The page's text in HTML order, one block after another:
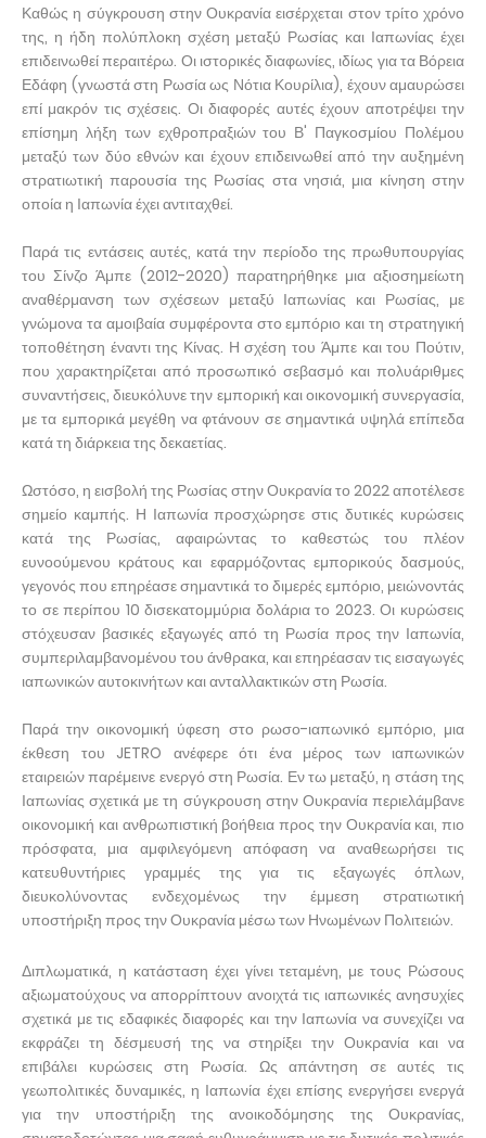
Καθώς η σύγκρουση στην Ουκρανία εισέρχεται στον τρίτο χρόνο
της, η ήδη πολύπλοκη σχέση μεταξύ Ρωσίας και Ιαπωνίας έχει
επιδεινωθεί περαιτέρω. Οι ιστορικές διαφωνίες, ιδίως για τα Βόρεια
Εδάφη (γνωστά στη Ρωσία ως Νότια Κουρίλια), έχουν αμαυρώσει
επί μακρόν τις σχέσεις. Οι διαφορές αυτές έχουν αποτρέψει την
επίσημη λήξη των εχθροπραξιών του Β' Παγκοσμίου Πολέμου
μεταξύ των δύο εθνών και έχουν επιδεινωθεί από την αυξημένη
στρατιωτική παρουσία της Ρωσίας στα νησιά, μια κίνηση στην
οποία η Ιαπωνία έχει αντιταχθεί.
Παρά τις εντάσεις αυτές, κατά την περίοδο της πρωθυπουργίας
του Σίνζο Άμπε (2012-2020) παρατηρήθηκε μια αξιοσημείωτη
αναθέρμανση των σχέσεων μεταξύ Ιαπωνίας και Ρωσίας, με
γνώμονα τα αμοιβαία συμφέροντα στο εμπόριο και τη στρατηγική
τοποθέτηση έναντι της Κίνας. Η σχέση του Άμπε και του Πούτιν,
που χαρακτηρίζεται από προσωπικό σεβασμό και πολυάριθμες
συναντήσεις, διευκόλυνε την εμπορική και οικονομική συνεργασία,
με τα εμπορικά μεγέθη να φτάνουν σε σημαντικά υψηλά επίπεδα
κατά τη διάρκεια της δεκαετίας.
Ωστόσο, η εισβολή της Ρωσίας στην Ουκρανία το 2022 αποτέλεσε
σημείο καμπής. Η Ιαπωνία προσχώρησε στις δυτικές κυρώσεις
κατά της Ρωσίας, αφαιρώντας το καθεστώς του πλέον
ευνοούμενου κράτους και εφαρμόζοντας εμπορικούς δασμούς,
γεγονός που επηρέασε σημαντικά το διμερές εμπόριο, μειώνοντάς
το σε περίπου 10 δισεκατομμύρια δολάρια το 2023. Οι κυρώσεις
στόχευσαν βασικές εξαγωγές από τη Ρωσία προς την Ιαπωνία,
συμπεριλαμβανομένου του άνθρακα, και επηρέασαν τις εισαγωγές
ιαπωνικών αυτοκινήτων και ανταλλακτικών στη Ρωσία.
Παρά την οικονομική ύφεση στο ρωσο-ιαπωνικό εμπόριο, μια
έκθεση του JETRO ανέφερε ότι ένα μέρος των ιαπωνικών
εταιρειών παρέμεινε ενεργό στη Ρωσία. Εν τω μεταξύ, η στάση της
Ιαπωνίας σχετικά με τη σύγκρουση στην Ουκρανία περιελάμβανε
οικονομική και ανθρωπιστική βοήθεια προς την Ουκρανία και, πιο
πρόσφατα, μια αμφιλεγόμενη απόφαση να αναθεωρήσει τις
κατευθυντήριες γραμμές της για τις εξαγωγές όπλων,
διευκολύνοντας ενδεχομένως την έμμεση στρατιωτική
υποστήριξη προς την Ουκρανία μέσω των Ηνωμένων Πολιτειών.
Διπλωματικά, η κατάσταση έχει γίνει τεταμένη, με τους Ρώσους
αξιωματούχους να απορρίπτουν ανοιχτά τις ιαπωνικές ανησυχίες
σχετικά με τις εδαφικές διαφορές και την Ιαπωνία να συνεχίζει να
εκφράζει τη δέσμευσή της να στηρίξει την Ουκρανία και να
επιβάλει κυρώσεις στη Ρωσία. Ως απάντηση σε αυτές τις
γεωπολιτικές δυναμικές, η Ιαπωνία έχει επίσης ενεργήσει ενεργά
για την υποστήριξη της ανοικοδόμησης της Ουκρανίας,